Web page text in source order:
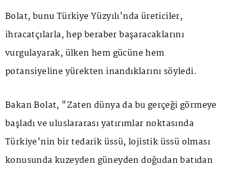
Bolat, bunu Türkiye Yüzyılı'nda üreticiler,
ihracatçılarla, hep beraber başaracaklarını
vurgulayarak, ülken hem gücüne hem
potansiyeline yürekten inandıklarını söyledi.
Bakan Bolat, "Zaten dünya da bu gerçeği görmeye
başladı ve uluslararası yatırımlar noktasında
Türkiye'nin bir tedarik üssü, lojistik üssü olması
konusunda kuzeyden güneyden doğudan batıdan